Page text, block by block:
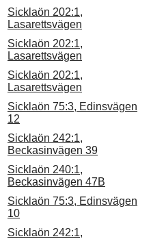
Sicklaön 202:1,
Lasarettsvägen
Sicklaön 202:1,
Lasarettsvägen
Sicklaön 202:1,
Lasarettsvägen
Sicklaön 75:3, Edinsvägen
12
Sicklaön 242:1,
Beckasinvägen 39
Sicklaön 240:1,
Beckasinvägen 47B
Sicklaön 75:3, Edinsvägen
10
Sicklaön 242:1,